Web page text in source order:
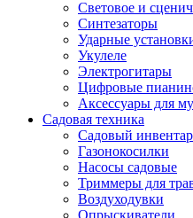
Световое и
Синтезаторы
Ударные
Укулеле
Электрогитары
Цифровые
Аксессуары для
Садовая техника
Садовый
Газонокосилки
Насосы садовые
Триммеры для
Воздуходувки
Опрыскиватели